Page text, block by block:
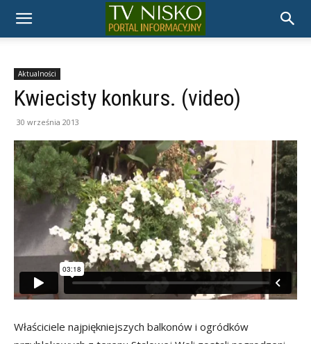
TELEWIZJA
NISKO
Aktualności
Kwiecisty konkurs. (video)
30 września 2013
Właściciele najpiękniejszych balkonów i ogródków